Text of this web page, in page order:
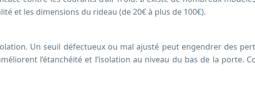
et les dimensions du rideau (de 20€ à plus de 100€).
Un seuil défectueux ou mal ajusté peut engendrer des
l’étanchéité et l’isolation au niveau du bas de la porte.